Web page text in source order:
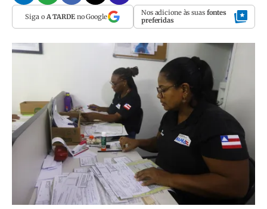
Siga o A TARDEno Google Nos adicione às suas fontes
preferidas